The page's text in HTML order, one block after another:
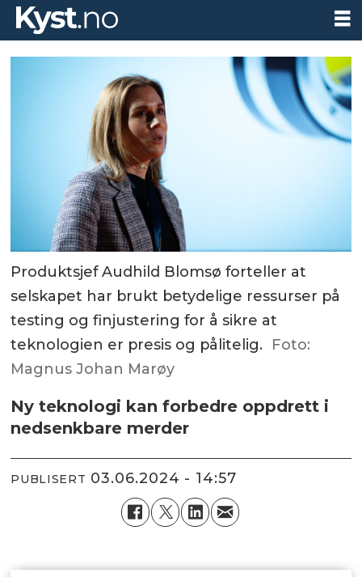
Produktsjef Audhild Blomsø forteller at
selskapet har brukt betydelige ressurser på
testing og finjustering for å sikre at
teknologien er presis og pålitelig. Foto:
Magnus Johan Marøy
Ny teknologi kan forbedre oppdrett i
nedsenkbare merder
PUBLISERT 03.06.2024 - 14:57